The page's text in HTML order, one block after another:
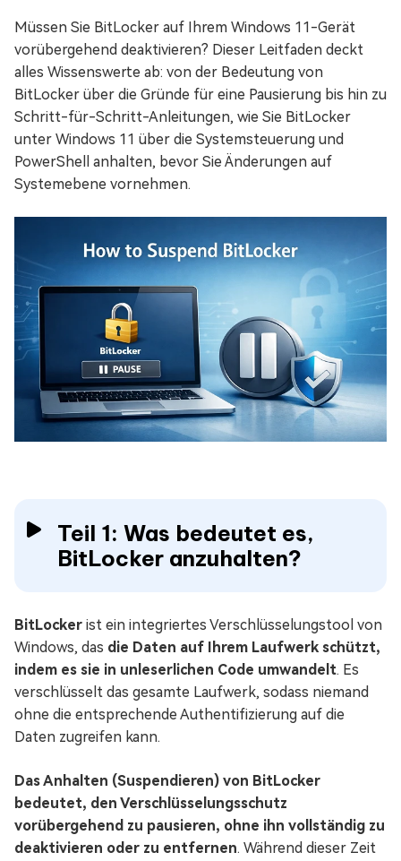
Müssen Sie BitLocker auf Ihrem Windows 11-Gerät
vorübergehend deaktivieren? Dieser Leitfaden deckt
alles Wissenswerte ab: von der Bedeutung von
BitLocker über die Gründe für eine Pausierung bis hin zu
Schritt-für-Schritt-Anleitungen, wie Sie BitLocker
unter Windows 11 über die Systemsteuerung und
PowerShell anhalten, bevor Sie Änderungen auf
Systemebene vornehmen.
Teil 1: Was bedeutet es,
BitLocker anzuhalten?
BitLocker ist ein integriertes Verschlüsselungstool von
Windows, das die Daten auf Ihrem Laufwerk schützt,
indem es sie in unleserlichen Code umwandelt. Es
verschlüsselt das gesamte Laufwerk, sodass niemand
ohne die entsprechende Authentifizierung auf die
Daten zugreifen kann.
Das Anhalten (Suspendieren) von BitLocker
bedeutet, den Verschlüsselungsschutz
vorübergehend zu pausieren, ohne ihn vollständig zu
deaktivieren oder zu entfernen. Während dieser Zeit